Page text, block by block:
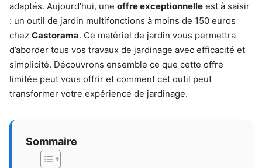
adaptés. Aujourd’hui, une offre exceptionnelle est à saisir
: un outil de jardin multifonctions à moins de 150 euros
chez Castorama. Ce matériel de jardin vous permettra
d’aborder tous vos travaux de jardinage avec efficacité et
simplicité. Découvrons ensemble ce que cette offre
limitée peut vous offrir et comment cet outil peut
transformer votre expérience de jardinage.
Sommaire